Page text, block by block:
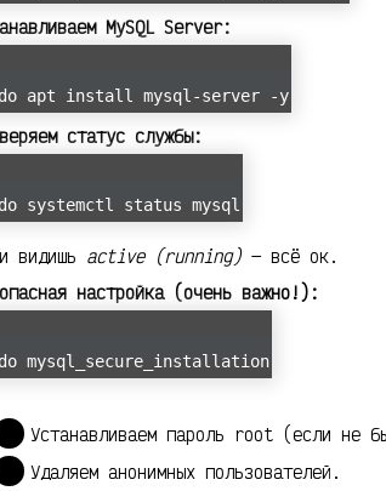
MySQL Server:
apt install mysql-server -y
статус службы:
systemctl status mysql
видишь active (running) — всё ок.
настройка (очень важно!):
mysql_secure_installation
Устанавливаем пароль root (если не
Удаляем анонимных пользователей.